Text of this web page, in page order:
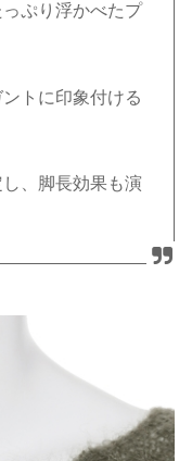
ぷり浮かべたプ
トに印象付ける
、脚長効果も演